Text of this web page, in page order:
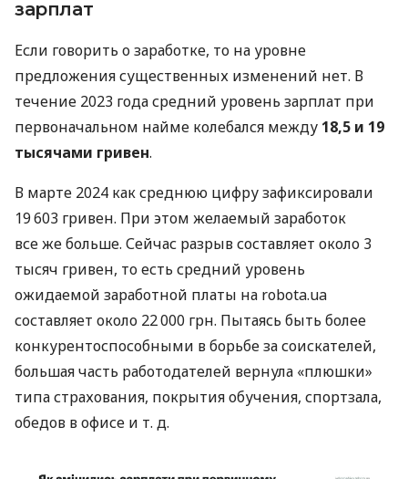
зарплат
Если говорить о заработке, то на уровне
предложения существенных изменений нет. В
течение 2023 года средний уровень зарплат при
первоначальном найме колебался между 18,5 и 19
тысячами гривен.
В марте 2024 как среднюю цифру зафиксировали
19 603 гривен. При этом желаемый заработок
все же больше. Сейчас разрыв составляет около 3
тысяч гривен, то есть средний уровень
ожидаемой заработной платы на robota.ua
составляет около 22 000 грн. Пытаясь быть более
конкурентоспособными в борьбе за соискателей,
большая часть работодателей вернула «плюшки»
типа страхования, покрытия обучения, спортзала,
обедов в офисе и т. д.